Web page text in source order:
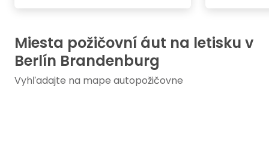
Miesta požičovní áut na letisku v
Berlín Brandenburg
Vyhľadajte na mape autopožičovne